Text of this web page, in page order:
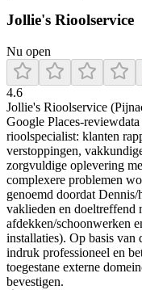
Jollie's Rioolservice
Nu open
4.6
Jollie's Rioolservice
Google Places-
rioolspecialist: klanten
verstoppingen,
zorgvuldige oplevering
complexere problemen
genoemd doordat Dennis/
vaklieden en doeltreffend
afdekken/schoonwerken
installaties). Op basis van
indruk professioneel en
toegestane externe
bevestigen.